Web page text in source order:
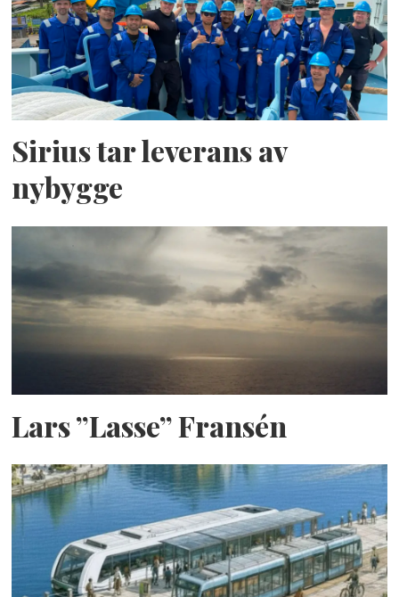
Sirius tar leverans av
nybygge
Lars ”Lasse” Fransén